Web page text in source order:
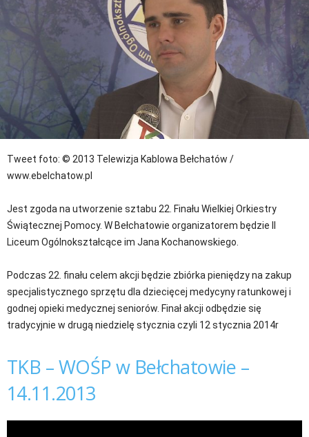
Tweet foto: © 2013 Telewizja Kablowa Bełchatów /
www.ebelchatow.pl
Jest zgoda na utworzenie sztabu 22. Finału Wielkiej Orkiestry
Świątecznej Pomocy. W Bełchatowie organizatorem będzie II
Liceum Ogólnokształcące im Jana Kochanowskiego.
Podczas 22. finału celem akcji będzie zbiórka pieniędzy na zakup
specjalistycznego sprzętu dla dziecięcej medycyny ratunkowej i
godnej opieki medycznej seniorów. Finał akcji odbędzie się
tradycyjnie w drugą niedzielę stycznia czyli 12 stycznia 2014r
TKB – WOŚP w Bełchatowie –
14.11.2013